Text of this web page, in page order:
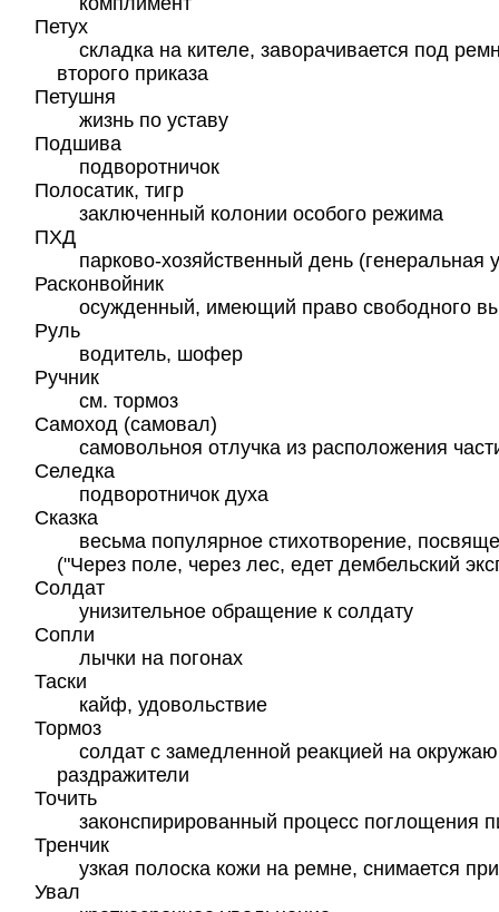
Петух
складка на кителе, заворачивается под
второго приказа
Петушня
жизнь по уставу
Подшива
подворотничок
Полосатик, тигр
заключенный колонии особого режима
ПХД
парково-хозяйственный день (генеральная
Расконвойник
осужденный, имеющий право свободного
Руль
водитель, шофер
Ручник
см. тормоз
Самоход (самовал)
самовольноя отлучка из расположения
Селедка
подворотничок духа
Сказка
весьма популярное стихотворение,
("Через поле, через лес, едет дембельский
Солдат
унизительное обращение к солдату
Сопли
лычки на погонах
Таски
кайф, удовольствие
Тормоз
солдат с замедленной реакцией на
раздражители
Точить
законспирированный процесс поглощения
Тренчик
узкая полоска кожи на ремне, снимается
Увал